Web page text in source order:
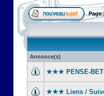
Page
Annonce(s)
★★★ PENSE-
★★★ Liens /